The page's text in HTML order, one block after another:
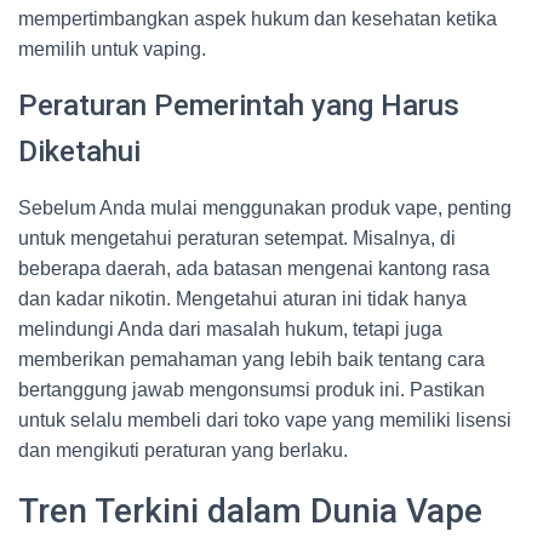
mempertimbangkan aspek hukum dan kesehatan ketika
memilih untuk vaping.
Peraturan Pemerintah yang Harus
Diketahui
Sebelum Anda mulai menggunakan produk vape, penting
untuk mengetahui peraturan setempat. Misalnya, di
beberapa daerah, ada batasan mengenai kantong rasa
dan kadar nikotin. Mengetahui aturan ini tidak hanya
melindungi Anda dari masalah hukum, tetapi juga
memberikan pemahaman yang lebih baik tentang cara
bertanggung jawab mengonsumsi produk ini. Pastikan
untuk selalu membeli dari toko vape yang memiliki lisensi
dan mengikuti peraturan yang berlaku.
Tren Terkini dalam Dunia Vape